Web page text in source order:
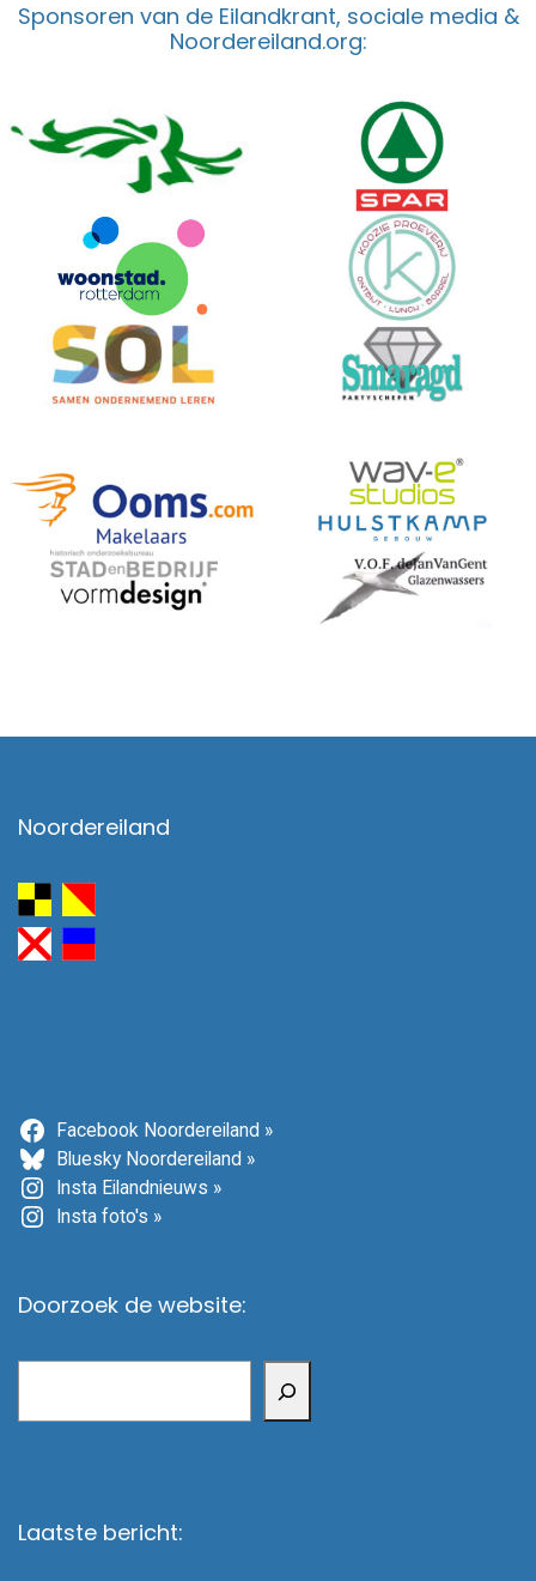
Sponsoren van de Eilandkrant, sociale media &
Noordereiland.org:
Noordereiland
Facebook Noordereiland »
Bluesky Noordereiland »
Insta Eilandnieuws »
Insta foto's »
Doorzoek de website:
Laatste bericht: